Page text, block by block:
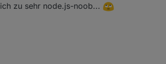
zu sehr node.js-noob...